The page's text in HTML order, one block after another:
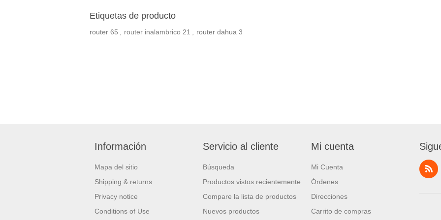
Etiquetas de producto
router 65 router inalambrico 21 router dahua 3
Información
Mapa del sitio
Shipping & returns
Privacy notice
Conditions of Use
Servicio al cliente
Búsqueda
Productos vistos recientemente
Compare la lista de productos
Nuevos productos
Mi cuenta
Mi Cuenta
Órdenes
Direcciones
Carrito de compras